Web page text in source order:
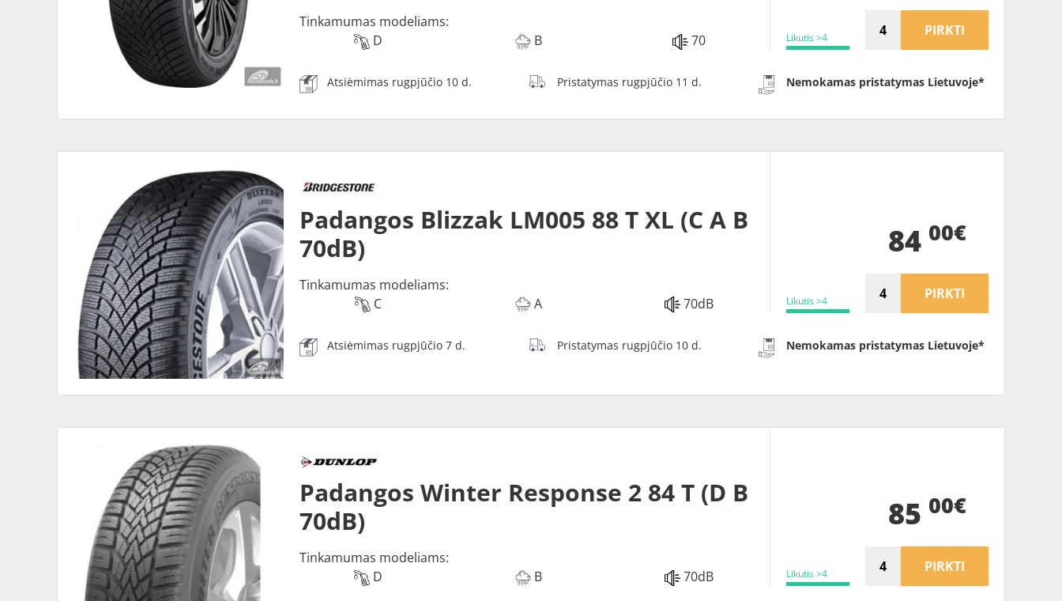
Tinkamumas modeliams:
D
B 70 Likutis >4 PIRKTI
Atsiėmimas rugpjūčio 10 d. Pristatymas rugpjūčio 11 d. Nemokamas pristatymas Lietuvoje*
Padangos Blizzak LM005 88 T XL (C A B
70dB)
Tinkamumas modeliams:
C
A 70dB Likutis >4
84 00€
PIRKTI
Atsiėmimas rugpjūčio 7 d. Pristatymas rugpjūčio 10 d. Nemokamas pristatymas Lietuvoje*
Padangos Winter Response 2 84 T (D B
70dB)
Tinkamumas modeliams:
D
B 70dB Likutis >4
85 00€
PIRKTI